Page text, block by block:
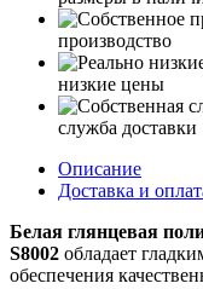
производство
низкие цены
служба доставки
Описание
Доставка и
Белая глянцевая
S8002 обладает
обеспечения